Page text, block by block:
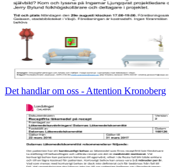
Det handlar om oss - Attention Kronoberg